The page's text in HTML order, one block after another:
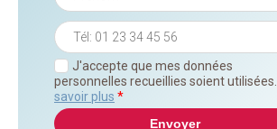
J'accepte que mes données
personnelles recueillies soient utilisées.
savoir plus *